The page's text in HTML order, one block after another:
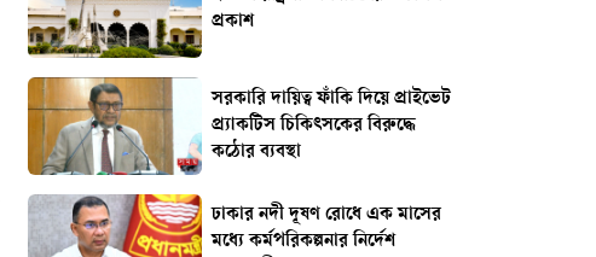
প্রকাশ
সরকারি দায়িত্ব ফাঁকি দিয়ে প্রাইভেট
প্র্যাকটিস চিকিৎসকের বিরুদ্ধে
কঠোর ব্যবস্থা
ঢাকার নদী দূষণ রোধে এক মাসের
মধ্যে কর্মপরিকল্পনার নির্দেশ